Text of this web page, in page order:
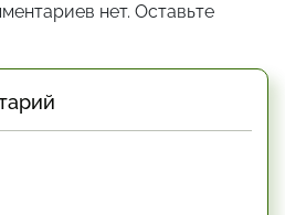
нет. Оставьте